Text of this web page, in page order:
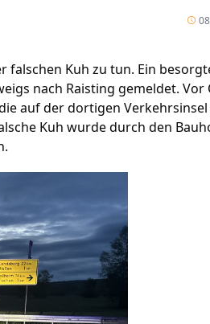
falschen Kuh zu tun. Ein
nach Raisting gemeldet. Vor
auf der dortigen
Kuh wurde durch den